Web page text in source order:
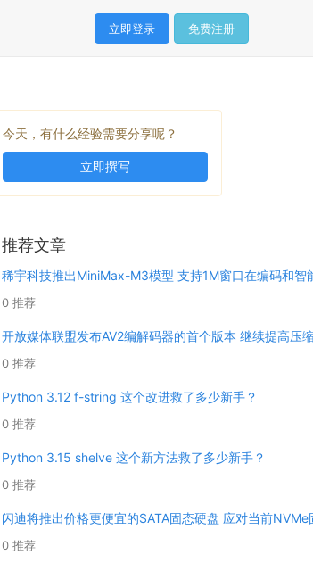
立即登录 免费注册
今天，有什么经验需要分享呢？
立即撰写
推荐文章
稀宇科技推出MiniMax-M3模型 支持1M窗口在编码和智
0 推荐
开放媒体联盟发布AV2编解码器的首个版本 继续提高压
0 推荐
Python 3.12 f-string 这个改进救了多少新手？
0 推荐
Python 3.15 shelve 这个新方法救了多少新手？
0 推荐
闪迪将推出价格更便宜的SATA固态硬盘 应对当前
0 推荐